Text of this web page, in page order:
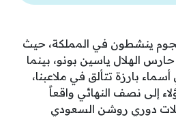
ينشطون في المملكة، حيث
الهلال ياسين بونو، بينما
بارزة تتألق في ملاعبنا،
إلى نصف النهائي واقعاً
دوري روشن السعودي